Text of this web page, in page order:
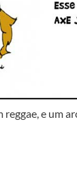
reggae, e um